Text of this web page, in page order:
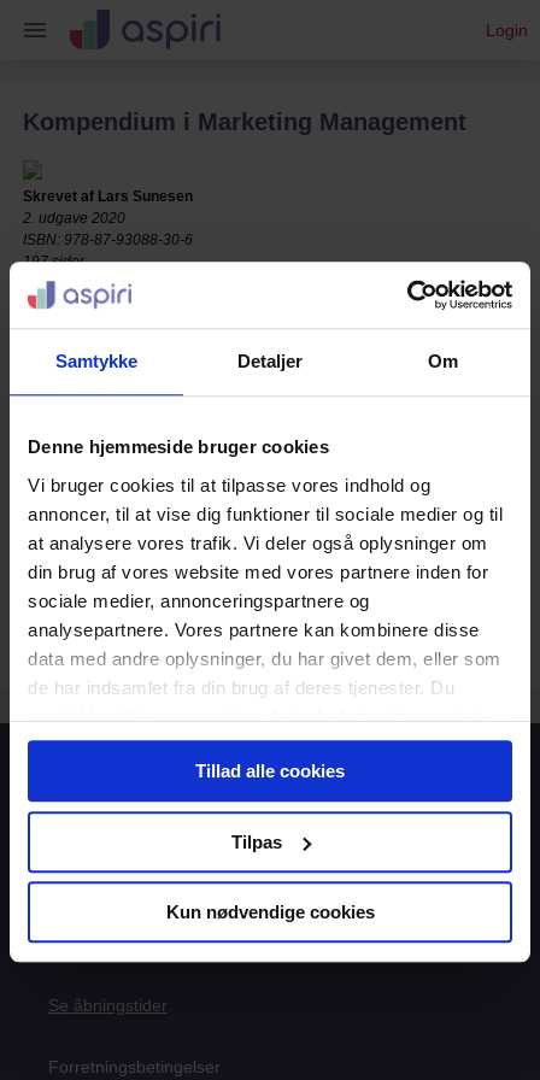
Samtykke Detaljer Om
Denne hjemmeside bruger cookies
Vi bruger cookies til at tilpasse vores indhold og
annoncer, til at vise dig funktioner til sociale medier og til
at analysere vores trafik. Vi deler også oplysninger om
din brug af vores website med vores partnere inden for
sociale medier, annonceringspartnere og
analysepartnere. Vores partnere kan kombinere disse
data med andre oplysninger, du har givet dem, eller som
de har indsamlet fra din brug af deres tjenester. Du
samtykker til vores cookies, hvis du fortsætter med at
anvende vores hjemmeside.
Tillad alle cookies
Tilpas
Kun nødvendige cookies
Login
Kompendium i Marketing Management
Skrevet af Lars Sunesen
2. udgave 2020
ISBN: 978-87-93088-30-6
197 sider
Vis mere
8827 1787
Lukket
Telefon
Lukket(åbner 09:00)
Falkoner Alle 13, 1.
Se åbningstider
Forretningsbetingelser